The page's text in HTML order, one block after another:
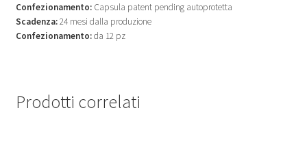
Confezionamento:Capsula patent pending autoprotetta
Scadenza:24 mesi dalla produzione
Confezionamento:da 12 pz
Prodotti correlati